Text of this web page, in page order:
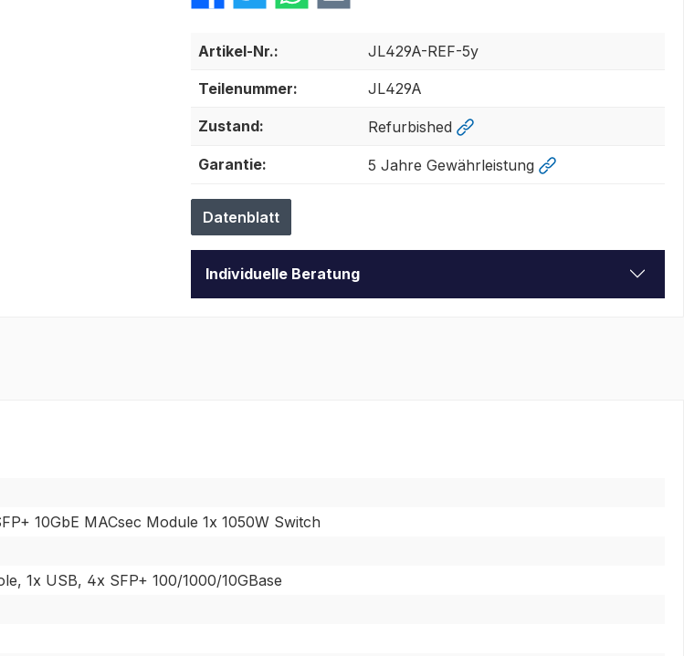
Artikel-Nr.: JL429A-REF-5y
Teilenummer: JL429A
Zustand: Refurbished
Garantie: 5 Jahre Gewährleistung
Datenblatt
Individuelle Beratung
10GbE MACsec Module 1x 1050W Switch
1x USB, 4x SFP+ 100/1000/10GBase